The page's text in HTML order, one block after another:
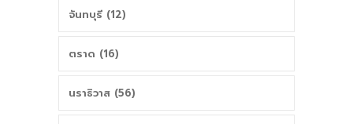
จันทบุรี (12)
ตราด (16)
นราธิวาส (56)